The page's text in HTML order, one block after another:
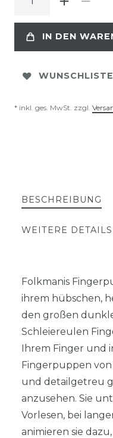
IN DEN
WUNSCHLISTE
* inkl. ges. MwSt. zzgl.
BESCHREIBUNG
WEITERE DETAILS
Folkmanis
ihrem hübschen,
den großen
Schleiereulen
Ihrem Finger und
Fingerpuppen von
und detailgetreu
anzusehen. Sie
Vorlesen, bei
animieren sie